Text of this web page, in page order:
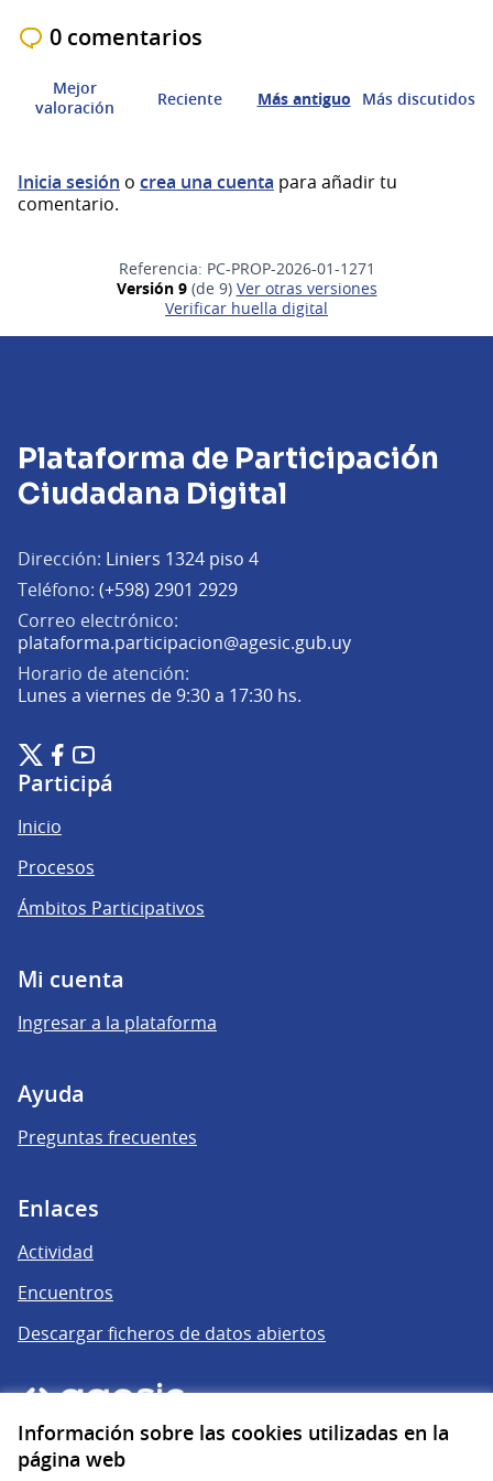
Información sobre las cookies utilizadas en la
página web
0 comentarios
Mejor
valoración
Reciente Más antiguo Más discutidos
Inicia sesión o crea una cuenta para añadir tu
comentario.
Referencia: PC-PROP-2026-01-1271
Versión 9(de 9)
ver otras versiones
Verificar huella digital
Plataforma de Participación
Ciudadana Digital
Dirección: Liniers 1324 piso 4
Teléfono: (+598) 2901 2929
Correo electrónico:
plataforma.participacion@agesic.gub.uy(Abrir en una
Horario de atención:
Lunes a viernes de 9:30 a 17:30 hs.
Plataforma de Participación Ciudadana Digital en X
(Enlace externo)
Plataforma de Participación Ciudadana Digital en Facebook
(Enlace externo)
Plataforma de Participación Ciudadana Digital en
(Enlace externo)
Participá
Inicio
Procesos
Ámbitos Participativos
Mi cuenta
Ingresar a la plataforma
Ayuda
Preguntas frecuentes
Enlaces
Actividad
Encuentros
Descargar ficheros de datos abiertos